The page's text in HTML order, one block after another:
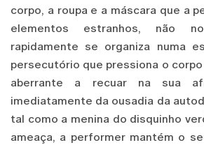
corpo, a roupa e a máscara que a
elementos estranhos, não
rapidamente se organiza numa
persecutório que pressiona o
aberrante a recuar na sua
imediatamente da ousadia da
tal como a menina do disquinho
ameaça, a performer mantém o